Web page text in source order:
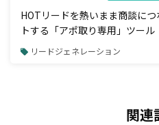
HOTリードを熱いまま商談に
トする「アポ取り専用」ツール
リードジェネレーション
関連